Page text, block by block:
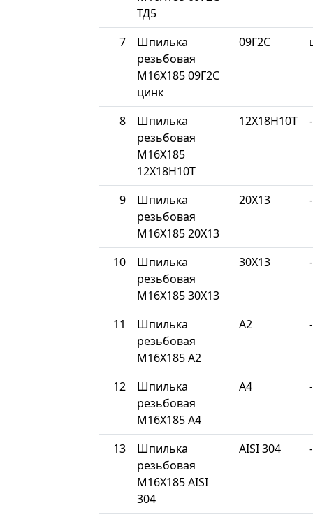
ТД5
7
Шпилька
резьбовая
М16Х185 09Г2С
цинк
09Г2С
8
Шпилька
резьбовая
М16Х185
12Х18Н10Т
12Х18Н10Т -
9
Шпилька
резьбовая
М16Х185 20Х13
20Х13 -
10
Шпилька
резьбовая
М16Х185 30Х13
30Х13 -
11
Шпилька
резьбовая
М16Х185 A2
A2 -
12
Шпилька
резьбовая
М16Х185 A4
A4 -
13
Шпилька
резьбовая
М16Х185 AISI
304
AISI 304 -